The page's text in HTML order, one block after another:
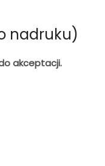
nadruku)
akceptacji.